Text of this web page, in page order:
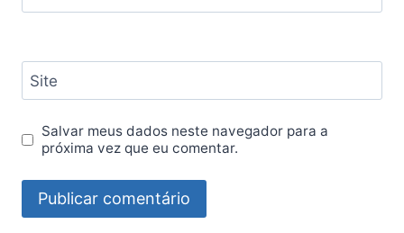
Site
Salvar meus dados neste navegador para a
próxima vez que eu comentar.